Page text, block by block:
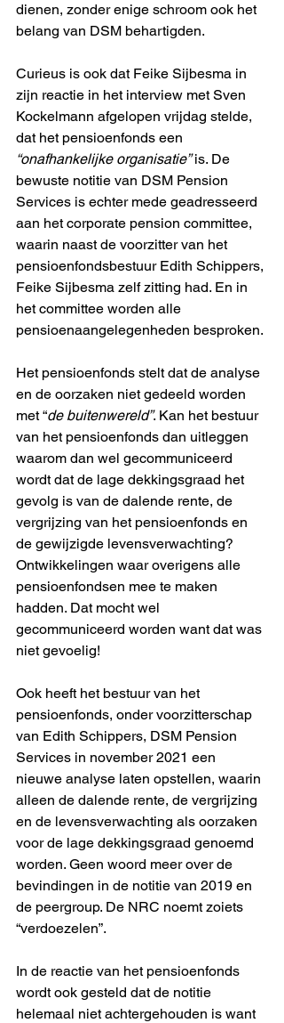
dienen, zonder enige schroom ook het
belang van DSM behartigden.
Curieus is ook dat Feike Sijbesma in
zijn reactie in het interview met Sven
Kockelmann afgelopen vrijdag stelde,
dat het pensioenfonds een
“onafhankelijke organisatie” is. De
bewuste notitie van DSM Pension
Services is echter mede geadresseerd
aan het corporate pension committee,
waarin naast de voorzitter van het
pensioenfondsbestuur Edith Schippers,
Feike Sijbesma zelf zitting had. En in
het committee worden alle
pensioenaangelegenheden besproken.
Het pensioenfonds stelt dat de analyse
en de oorzaken niet gedeeld worden
met “de buitenwereld”. Kan het bestuur
van het pensioenfonds dan uitleggen
waarom dan wel gecommuniceerd
wordt dat de lage dekkingsgraad het
gevolg is van de dalende rente, de
vergrijzing van het pensioenfonds en
de gewijzigde levensverwachting?
Ontwikkelingen waar overigens alle
pensioenfondsen mee te maken
hadden. Dat mocht wel
gecommuniceerd worden want dat was
niet gevoelig!
Ook heeft het bestuur van het
pensioenfonds, onder voorzitterschap
van Edith Schippers, DSM Pension
Services in november 2021 een
nieuwe analyse laten opstellen, waarin
alleen de dalende rente, de vergrijzing
en de levensverwachting als oorzaken
voor de lage dekkingsgraad genoemd
worden. Geen woord meer over de
bevindingen in de notitie van 2019 en
de peergroup. De NRC noemt zoiets
“verdoezelen”.
In de reactie van het pensioenfonds
wordt ook gesteld dat de notitie
helemaal niet achtergehouden is want